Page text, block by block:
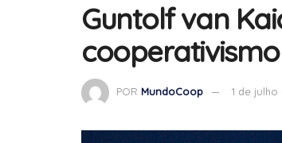
Guntolf van
cooperativismo
POR MundoCoop 1 de julho